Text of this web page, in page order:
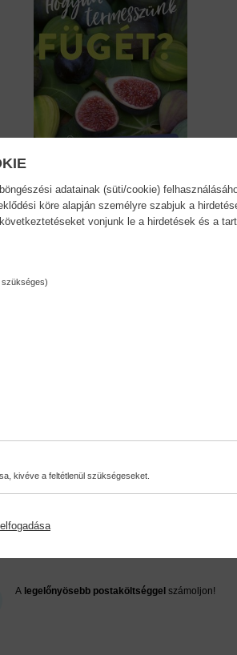
Hogyan termesszünk
fügét?...
Christoph Seiler
az
Kedvezmények, nyereményjátékok, bónuszok
A legelőnyösebb postaköltséggel számoljon!
adatainak (süti/cookie)
köre alapján személyre szabjuk a
vonjunk le a hirdetések és a
szükséges)
kivéve a feltétlenül szükségeseket.